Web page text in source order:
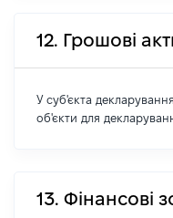
12. Грошові
У суб'єкта
об'єкти для
13. Фінансові